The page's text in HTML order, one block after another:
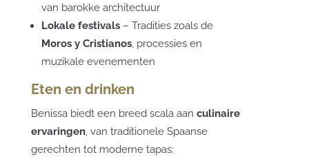
van barokke architectuur
Lokale festivals– Tradities zoals de
Moros y Cristianos, processies en
muzikale evenementen
Eten en drinken
Benissa biedt een breed scala aan culinaire
ervaringen, van traditionele Spaanse
gerechten tot moderne tapas: